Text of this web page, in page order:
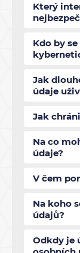
Který
Kdo by
Jak
údaje
Jak
Na co
údaje?
V čem
Na koho
údajů?
Odkdy je